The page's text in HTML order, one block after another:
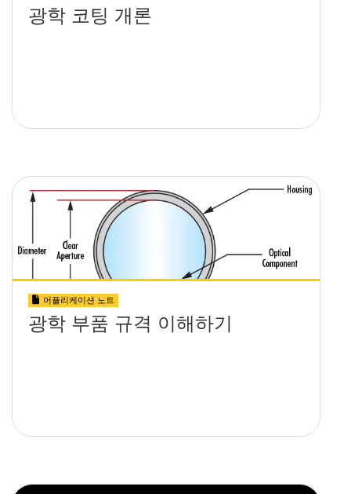
광학 코팅 개론
어플리케이션 노트
광학 부품 규격 이해하기